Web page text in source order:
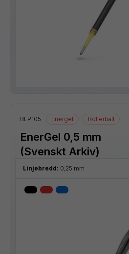
BLP105 Energel Rollerball
EnerGel 0,5 mm
(Svenskt Arkiv)
Linjebredd: 0,25 mm